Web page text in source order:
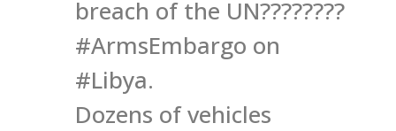
breach of the UN????????
#ArmsEmbargo on
#Libya.
Dozens of vehicles